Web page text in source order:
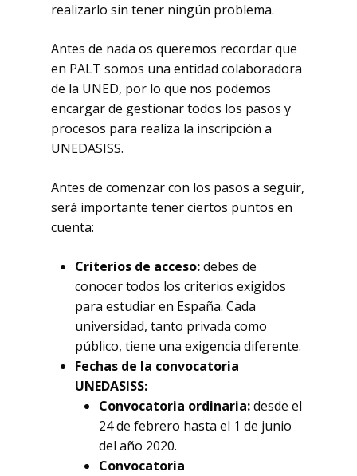
realizarlo sin tener ningún problema.
Antes de nada os queremos recordar que
en PALT somos una entidad colaboradora
de la UNED, por lo que nos podemos
encargar de gestionar todos los pasos y
procesos para realiza la inscripción a
UNEDASISS.
Antes de comenzar con los pasos a seguir,
será importante tener ciertos puntos en
cuenta:
Criterios de acceso:debes de
conocer todos los criterios exigidos
para estudiar en España. Cada
universidad, tanto privada como
público, tiene una exigencia diferente.
Fechas de la convocatoria
UNEDASISS:
Convocatoria ordinaria:desde el
24 de febrero hasta el 1 de junio
del año 2020.
Convocatoria